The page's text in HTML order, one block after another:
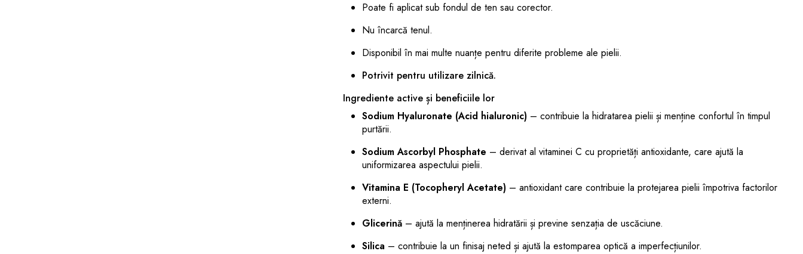
Poate fi aplicat sub fondul de ten sau corector.
Nu încarcă tenul.
Disponibil în mai multe nuanțe pentru diferite probleme ale pielii.
Potrivit pentru utilizare zilnică.
Ingrediente active și beneficiile lor
Sodium Hyaluronate (Acid hialuronic) – contribuie la hidratarea pielii și menține confortul în timpul
purtării.
Sodium Ascorbyl Phosphate – derivat al vitaminei C cu proprietăți antioxidante, care ajută la
uniformizarea aspectului pielii.
Vitamina E (Tocopheryl Acetate) – antioxidant care contribuie la protejarea pielii împotriva factorilor
externi.
Glicerină – ajută la menținerea hidratării și previne senzația de uscăciune.
Silica – contribuie la un finisaj neted și ajută la estomparea optică a imperfecțiunilor.